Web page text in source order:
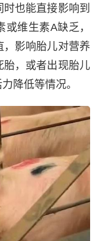
也能直接影响到
维生素A缺乏，
影响胎儿对营养
，或者出现胎儿
降低等情况。